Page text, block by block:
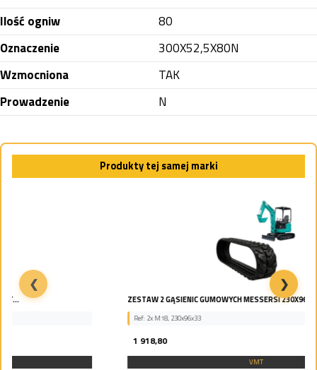
Ilość ogniw
80
Oznaczenie
300X52,5X80N
Wzmocniona
TAK
Prowadzenie
N
Produkty tej samej marki
ZESTAW 2 GĄSIENIC GUMOWYCH MESSERSI 230X96X33...
❮ ❯